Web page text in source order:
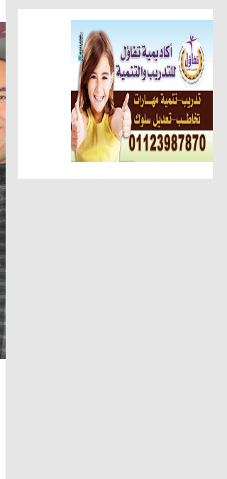
تهنئة
أهم الأخبار
الوحدة
حوادث وقضايا
ضبط عاطل
مقالات وكتّاب
عطوة الزقم
مقالات وكتّاب
شافيه ابو
شحاتة يهنئ